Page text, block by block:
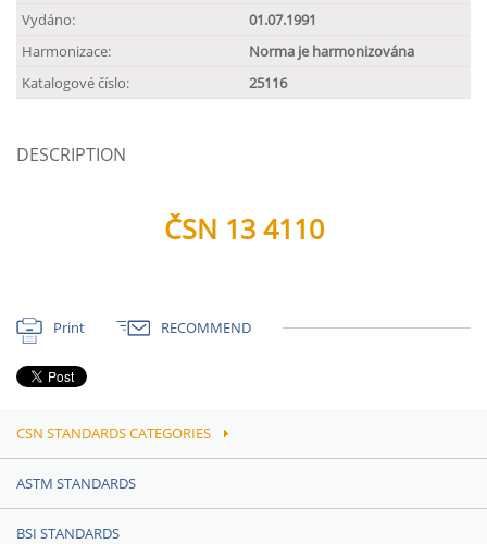
Vydáno:
01.07.1991
Harmonizace:
Norma je harmonizována
Katalogové číslo:
25116
DESCRIPTION
ČSN 13 4110
Print RECOMMEND
CSN STANDARDS CATEGORIES
ASTM STANDARDS
BSI STANDARDS